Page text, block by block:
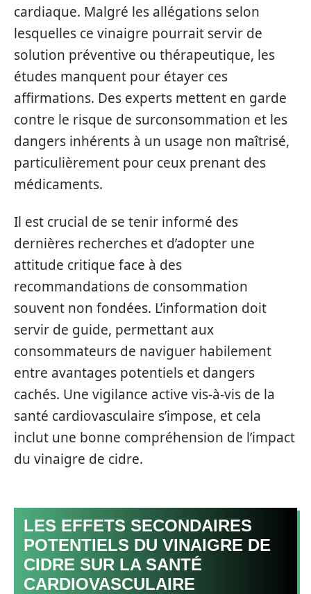
cardiaque. Malgré les allégations selon
lesquelles ce vinaigre pourrait servir de
solution préventive ou thérapeutique, les
études manquent pour étayer ces
affirmations. Des experts mettent en garde
contre le risque de surconsommation et les
dangers inhérents à un usage non maîtrisé,
particulièrement pour ceux prenant des
médicaments.
Il est crucial de se tenir informé des
dernières recherches et d’adopter une
attitude critique face à des
recommandations de consommation
souvent non fondées. L’information doit
servir de guide, permettant aux
consommateurs de naviguer habilement
entre avantages potentiels et dangers
cachés. Une vigilance active vis-à-vis de la
santé cardiovasculaire s’impose, et cela
inclut une bonne compréhension de l’impact
du vinaigre de cidre.
LES EFFETS SECONDAIRES
POTENTIELS DU VINAIGRE DE
CIDRE SUR LA SANTÉ
CARDIOVASCULAIRE